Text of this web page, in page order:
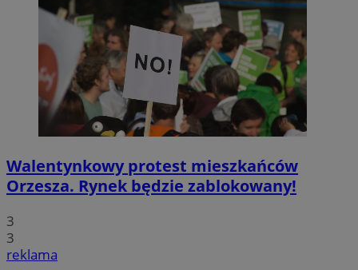
Walentynkowy protest mieszkańców
Orzesza. Rynek będzie zablokowany!
3
3
reklama